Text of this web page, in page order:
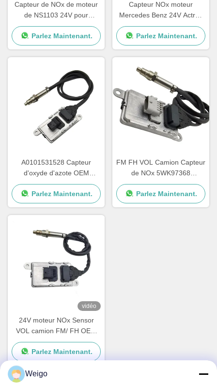
Capteur de NOx de moteur
de NS1103 24V pour
Mercedes Benz Truck
5WK97329A
Parlez Maintenant.
Capteur NOx moteur
Mercedes Benz 24V Actros
5WK97331A A0101531628
Parlez Maintenant.
A0101531528 Capteur
d'oxyde d'azote OEM
NS1110 Mercedes Actros
Capteur de NOx
5WK97330A
Parlez Maintenant.
FM FH VOL Camion Capteur
de NOx 5WK97368
22827991 24V Garantie de
12 mois
Parlez Maintenant.
vidéo
24V moteur NOx Sensor
VOL camion FM/ FH OEM
22827993 5WK97371
Parlez Maintenant.
Weigo